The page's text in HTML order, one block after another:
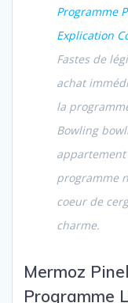
Programme
Explication
Fastes de
achat
la
Bowling
programme
coeur de
charme.
Mermoz
Programme